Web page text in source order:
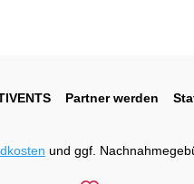
Partner werden
und ggf.